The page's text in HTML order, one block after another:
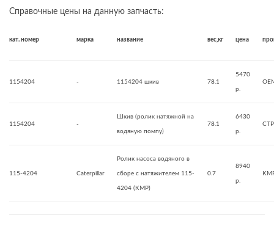
Справочные цены на данную запчасть:
кат. номер марка название вес,кг цена
1154204 - 1154204 шкив 78.1
5470
р.
1154204 -
Шкив (ролик натяжной на
водяную помпу)
78.1
6430
р.
CTP
115-4204 Caterpillar
Ролик насоса водяного в
сборе с натяжителем 115-
4204 (KMP)
0.7
8940
р.